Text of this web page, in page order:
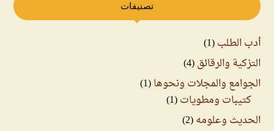
تصنيفات
أدب الطلب(1)
التزكية والرقائق(4)
الجوامع والمجلات ونحوها(1)
كتيبات ومطويات(1)
الحديث وعلومه(2)